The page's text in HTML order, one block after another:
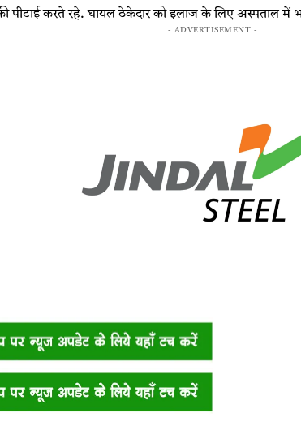
पीटाई करते रहे. घायल ठेकेदार को इलाज के लिए अस्पताल में
- ADVERTISEMENT -